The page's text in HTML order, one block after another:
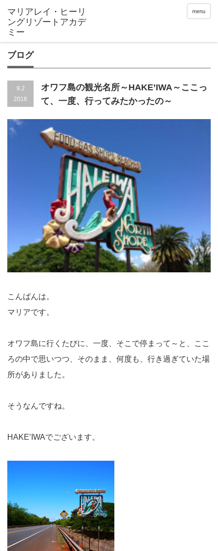
menu
ブログ
9.2
2016
オワフ島の観光名所～HAKE’IWA～ここっ
て、一度、行ってみたかったの～
こんばんは。
マリアです。
オワフ島に行くたびに、一度、そこで停まって～と、ここ
ろの中で思いつつ、そのまま、何度も、行き過ぎていた場
所がありました。
そうなんですね。
HAKE’IWAでございます。